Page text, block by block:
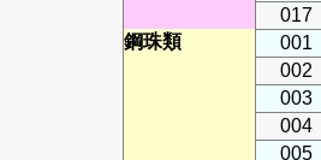
017
鋼珠類
001
002
003
004
005